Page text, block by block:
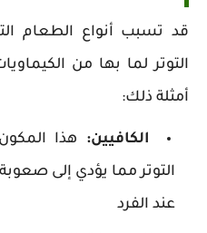
قد تسبب أنواع الطعام
التوتر لما بها من
أمثلة ذلك:
الكافيين: هذا
التوتر مما يؤدي إلى
عند الفرد